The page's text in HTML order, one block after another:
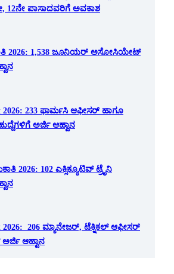
12ನೇ ಪಾಸಾದವರಿಗೆ ಅವಕಾಶ
2026: 1,538 ಜೂನಿಯರ್ ಅಸೋಸಿಯೇಟ್
2026: 233 ಫಾರ್ಮಸಿ ಆಫೀಸರ್ ಹಾಗೂ
ಅರ್ಜಿ ಆಹ್ವಾನ
2026: 102 ಎಕ್ಸಿಕ್ಯೂಟಿವ್ ಟ್ರೈನಿ
2026: 206 ಮ್ಯಾನೇಜರ್, ಟೆಕ್ನಿಕಲ್ ಆಫೀಸರ್
ಆಹ್ವಾನ